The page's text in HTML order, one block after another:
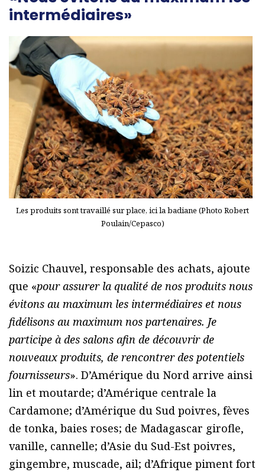
intermédiaires»
Les produits sont travaillé sur place, ici la badiane (Photo Robert
Poulain/Cepasco)
Soizic Chauvel, responsable des achats, ajoute
que «pour assurer la qualité de nos produits nous
évitons au maximum les intermédiaires et nous
fidélisons au maximum nos partenaires. Je
participe à des salons afin de découvrir de
nouveaux produits, de rencontrer des potentiels
fournisseurs». D’Amérique du Nord arrive ainsi
lin et moutarde; d’Amérique centrale la
Cardamone; d’Amérique du Sud poivres, fèves
de tonka, baies roses; de Madagascar girofle,
vanille, cannelle; d’Asie du Sud-Est poivres,
gingembre, muscade, ail; d’Afrique piment fort